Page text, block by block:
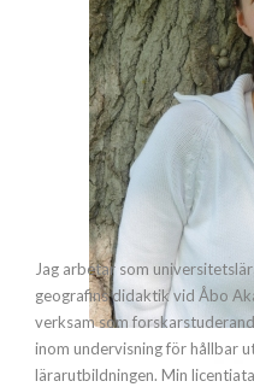
Jag arbetar som
geografins didaktik vid Åbo
verksam som
inom undervisning för hållbar
lärarutbildningen. Min